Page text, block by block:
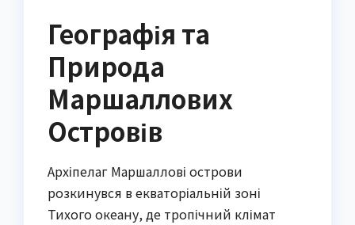
Географія та
Природа
Маршаллових
Островів
Архіпелаг Маршаллові острови
розкинувся в екваторіальній зоні
Тихого океану, де тропічний клімат